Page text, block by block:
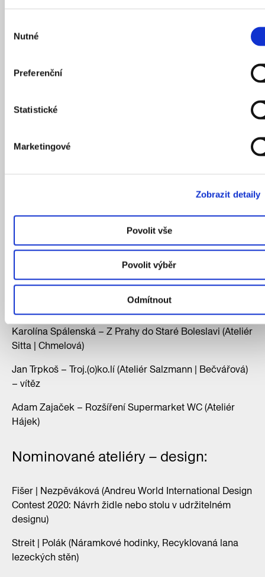
souhlasu
Nutné
Preferenční
Statistické
Marketingové
Zobrazit detaily
Povolit vše
Povolit výběr
Odmítnout
Nominovaní jednotlivci –
architektura:
Kateřina Beránková, Anežka Vonášková – Re(vize)
Jan Holeček – Stará plaská cesta (Ateliér Salzmann
Jakub Hudeček – Vyšehradská stráň (Ateliér Kolařík)
Anna Laubová – Římskokatolický kostel v Praze-
Holešovicích (Ateliér Rothbauer)
Diana Lučková – Vinořská promenáda (Ateliér Sitta
Daniela Pisingerová, David Lašek – Chebská nábřeží
(Ateliér Redčenkov | Danda)
Karolína Spálenská – Z Prahy do Staré Boleslavi (Ateliér
Sitta | Chmelová)
Jan Trpkoš – Troj.(o)ko.lí (Ateliér Salzmann | Bečvářová)
– vítěz
Adam Zajaček – Rozšíření Supermarket WC (Ateliér
Hájek)
Nominované ateliéry – design:
Fišer | Nezpěváková (Andreu World International Design
Contest 2020: Návrh židle nebo stolu v udržitelném
designu)
Streit | Polák (Náramkové hodinky, Recyklovaná lana
lezeckých stěn)